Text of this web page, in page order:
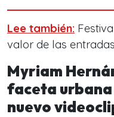
Lee también:
valor de las
Myriam
faceta urbana
nuevo